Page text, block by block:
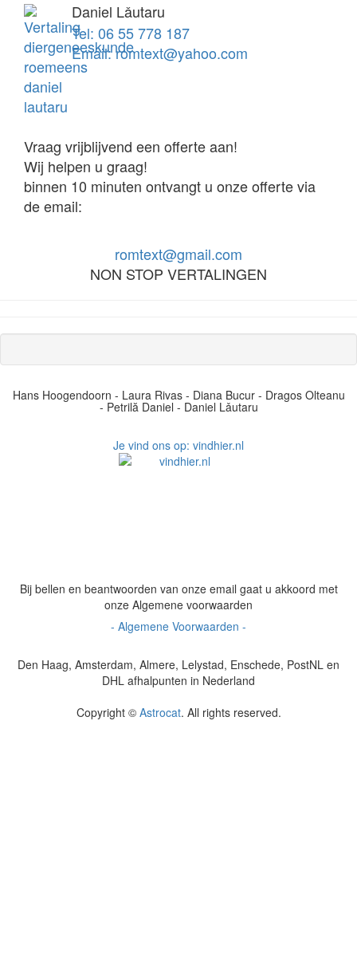
Daniel Lǎutaru
Tel: 06 55 778 187
Email: romtext@yahoo.com
Vraag vrijblijvend een offerte aan!
Wij helpen u graag!
binnen 10 minuten ontvangt u onze offerte via
de email:
romtext@gmail.com
NON STOP VERTALINGEN
Hans Hoogendoorn - Laura Rivas - Diana Bucur - Dragos Olteanu
- Petrilă Daniel - Daniel Lǎutaru
Je vind ons op: vindhier.nl
Bij bellen en beantwoorden van onze email gaat u akkoord met
onze Algemene voorwaarden
- Algemene Voorwaarden -
Den Haag, Amsterdam, Almere, Lelystad, Enschede, PostNL en
DHL afhalpunten in Nederland
Copyright © Astrocat. All rights reserved.